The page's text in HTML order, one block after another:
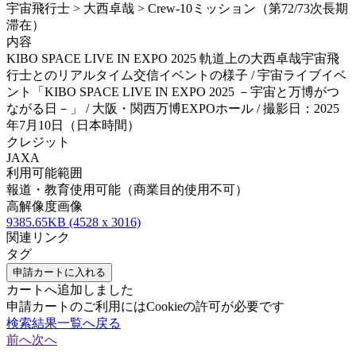
宇宙飛行士 > 大西卓哉 > Crew-10ミッション（第72/73次長期
滞在）
内容
KIBO SPACE LIVE IN EXPO 2025 軌道上の大西卓哉宇宙飛
行士とのリアルタイム交信イベントの様子 / 宇宙ライブイベ
ント「KIBO SPACE LIVE IN EXPO 2025 －宇宙と万博がつ
ながる日－」 / 大阪・関西万博EXPOホール / 撮影日：2025
年7月10日（日本時間）
クレジット
JAXA
利用可能範囲
報道・教育使用可能（商業目的使用不可）
高解像度画像
9385.65KB (4528 x 3016)
関連リンク
タグ
申請カートに入れる
カートへ追加しました
申請カートのご利用にはCookieの許可が必要です
検索結果一覧へ戻る
前へ次へ